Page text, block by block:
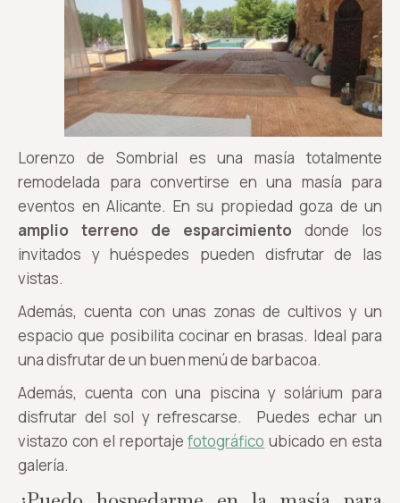
Lorenzo de Sombrial es una masía totalmente
remodelada para convertirse en una masía para
eventos en Alicante. En su propiedad goza de un
amplio terreno de esparcimiento donde los
invitados y huéspedes pueden disfrutar de las
vistas.
Además, cuenta con unas zonas de cultivos y un
espacio que posibilita cocinar en brasas. Ideal para
una disfrutar de un buen menú de barbacoa.
Además, cuenta con una piscina y solárium para
disfrutar del sol y refrescarse. Puedes echar un
vistazo con el reportajefotográfico ubicado en esta
galería.